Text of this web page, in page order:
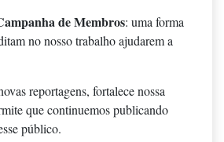
de Membros: uma forma
no nosso trabalho ajudarem a
reportagens, fortalece nossa
que continuemos publicando
público.